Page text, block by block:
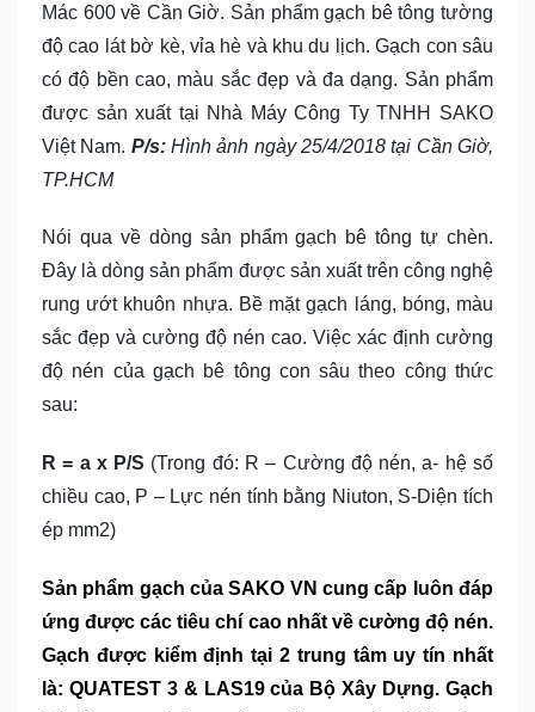
Mác 600 về Cần Giờ. Sản phẩm gạch bê tông tường
độ cao lát bờ kè, vỉa hè và khu du lịch. Gạch con sâu
có độ bền cao, màu sắc đẹp và đa dạng. Sản phẩm
được sản xuất tại Nhà Máy Công Ty TNHH SAKO
Việt Nam. P/s:Hình ảnh ngày 25/4/2018 tại Cần Giờ,
TP.HCM
Nói qua về dòng sản phẩm gạch bê tông tự chèn.
Đây là dòng sản phẩm được sản xuất trên công nghệ
rung ướt khuôn nhựa. Bề mặt gạch láng, bóng, màu
sắc đẹp và cường độ nén cao. Việc xác định cường
độ nén của gạch bê tông con sâu theo công thức
sau:
R = a x P/S (Trong đó: R – Cường độ nén, a- hệ số
chiều cao, P – Lực nén tính bằng Niuton, S-Diện tích
ép mm2)
Sản phẩm gạch của SAKO VN cung cấp luôn đáp
ứng được các tiêu chí cao nhất về cường độ nén.
Gạch được kiểm định tại 2 trung tâm uy tín nhất
là: QUATEST 3 & LAS19 của Bộ Xây Dựng. Gạch